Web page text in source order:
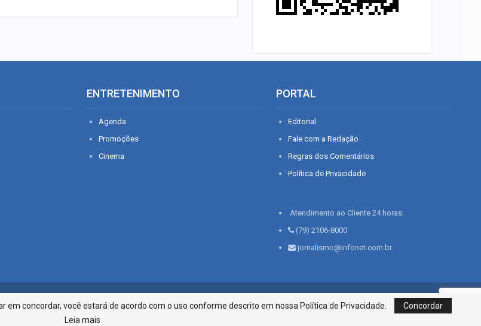
ENTRETENIMENTO
Agenda
Promoções
Cinema
PORTAL
Editorial
Fale com a Redação
Regras dos Comentários
Política de Privacidade
Atendimento ao Cliente 24 horas:
(79) 2106-8000
jornalismo@infonet.com.br
Infonet - Rua Monsenhor Silveira 276, Bairro São José | Aracaju-SE, CEP 49015-030, Fone: 79.2106.8000 - CI
Centro de Informações LTDA
concordar, você estará de acordo com o uso conforme descrito em nossa Política de Privacidade.
Concordar
Leia mais